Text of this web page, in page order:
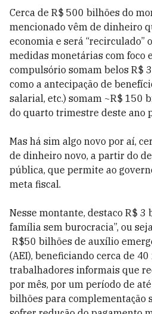
Cerca de R$ 500 bilhões do
mencionado vêm de dinheiro
economia e será “recirculado”
medidas monetárias com foco
compulsório somam belos R$
como a antecipação de
salarial, etc.) somam ~R$ 150
do quarto trimestre deste ano
Mas há sim algo novo por aí,
de dinheiro novo, a partir do
pública, que permite ao
meta fiscal.
Nesse montante, destaco R$ 3
família sem burocracia”, ou
R$50 bilhões de auxílio
(AEI), beneficiando cerca de
trabalhadores informais que
por mês, por um período de
bilhões para complementação